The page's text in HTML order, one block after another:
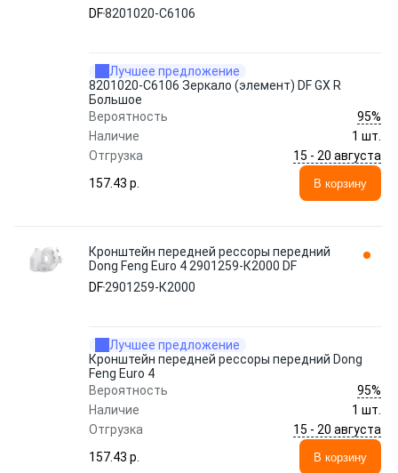
DF8201020-C6106
Лучшее предложение
8201020-C6106 Зеркало (элемент) DF GX R
Большое
Вероятность
95%
Наличие
1 шт.
Отгрузка
15 - 20 августа
157.43 p.
В корзину
Кронштейн передней рессоры передний
Dong Feng Euro 4 2901259-К2000 DF
DF2901259-К2000
Лучшее предложение
Кронштейн передней рессоры передний Dong
Feng Euro 4
Вероятность
95%
Наличие
1 шт.
Отгрузка
15 - 20 августа
157.43 p.
В корзину